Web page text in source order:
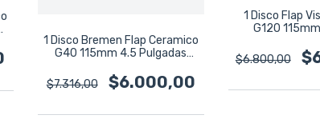
1 Disco Bremen Flap Ceramico
G40 115mm 4.5 Pulgadas
$7.316,00
$6.000,00
1 Disco Flap
G120
$6.800,00